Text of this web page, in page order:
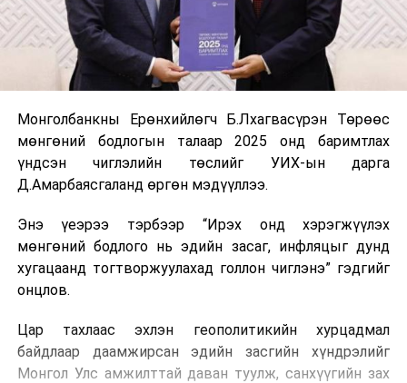
Монголбанкны Ерөнхийлөгч Б.Лхагвасүрэн Төрөөс
мөнгөний бодлогын талаар 2025 онд баримтлах
үндсэн чиглэлийн төслийг УИХ-ын дарга
Д.Амарбаясгаланд өргөн мэдүүллээ.
Энэ үеэрээ тэрбээр “Ирэх онд хэрэгжүүлэх
мөнгөний бодлого нь эдийн засаг, инфляцыг дунд
хугацаанд тогтворжуулахад голлон чиглэнэ” гэдгийг
онцлов.
Цар тахлаас эхлэн геополитикийн хурцадмал
байдлаар даамжирсан эдийн засгийн хүндрэлийг
Монгол Улс амжилттай даван туулж, санхүүгийн зах